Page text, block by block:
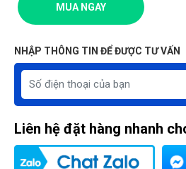
MUA NGAY
NHẬP THÔNG TIN ĐỂ ĐƯỢC TƯ VẤN
Liên hệ đặt hàng nhanh